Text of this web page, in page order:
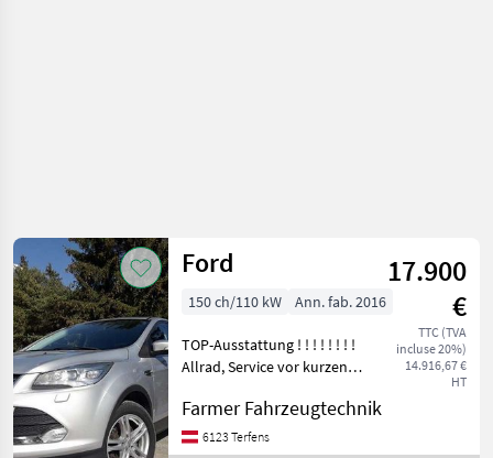
Ford
17.900
€
TTC (TVA
incluse 20%)
14.916,67 €
HT
150 ch/110 kW Ann. fab. 2016
TOP-Ausstattung ! ! ! ! ! ! ! !
Allrad, Service vor kurzen
Soundsysten, Klima,
.........u.v.m Geprüftes
Farmer Fahrzeugtechnik
6123 Terfens